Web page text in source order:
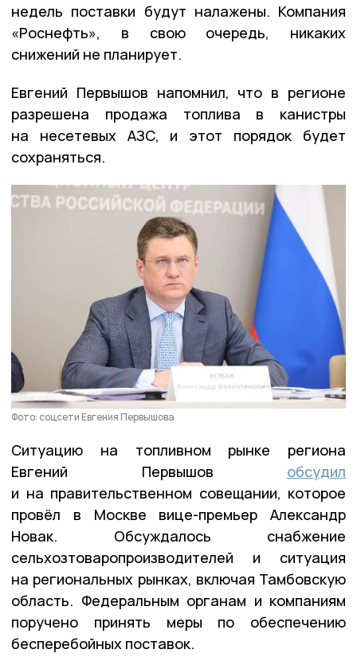
недель поставки будут налажены. Компания
«Роснефть», в свою очередь, никаких
снижений не планирует.
Евгений Первышов напомнил, что в регионе
разрешена продажа топлива в канистры
на несетевых АЗС, и этот порядок будет
сохраняться.
Фото: соцсети Евгения Первышова
Ситуацию на топливном рынке региона
Евгений Первышов обсудил
и на правительственном совещании, которое
провёл в Москве вице-премьер Александр
Новак. Обсуждалось снабжение
сельхозтоваропроизводителей и ситуация
на региональных рынках, включая Тамбовскую
область. Федеральным органам и компаниям
поручено принять меры по обеспечению
бесперебойных поставок.